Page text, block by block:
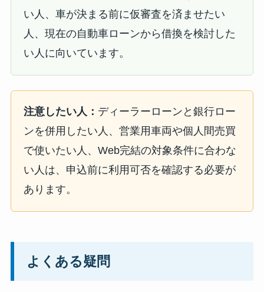
い人、車が決まる前に仮審査を済ませたい
人、現在の自動車ローンから借換を検討した
い人に向いています。
注意したい人： ディーラーローンと銀行ロー
ンを併用したい人、営業用車両や個人間売買
で使いたい人、Web完結の対象条件に合わな
い人は、申込前に利用可否を確認する必要が
あります。
よくある疑問